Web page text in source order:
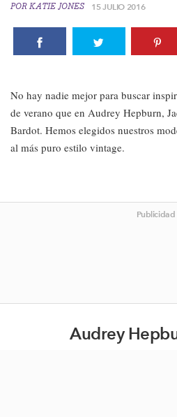
POR KATIE JONES 15 JULIO 2016
No hay nadie mejor para buscar
de verano que en Audrey Hepburn,
Bardot. Hemos elegidos nuestros
al más puro estilo vintage.
Publicidad
Audrey